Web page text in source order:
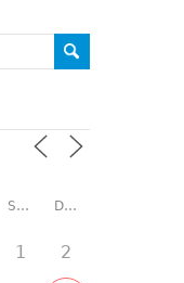
SAMEDI DIMANCHE
1 2